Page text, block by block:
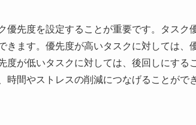
優先度を設定することが重要です。タスク
きます。優先度が高いタスクに対しては、
度が低いタスクに対しては、後回しにする
時間やストレスの削減につなげることがで